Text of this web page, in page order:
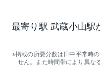
最寄り駅 武蔵小山駅
掲載の所要分数は日中平常時
せん。また時間帯により異な